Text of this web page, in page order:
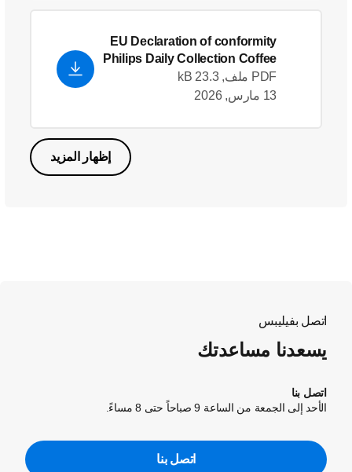
EU Declaration of conformity
Philips Daily Collection Coffee
maker HD7457_20 - English
(US)
PDF ملف, 23.3 kB
13 مارس, 2026
إظهار المزيد
اتصل بفيليبس
يسعدنا مساعدتك
اتصل بنا
الأحد إلى الجمعة من الساعة 9 صباحاً حتى 8 مساءً.
اتصل بنا